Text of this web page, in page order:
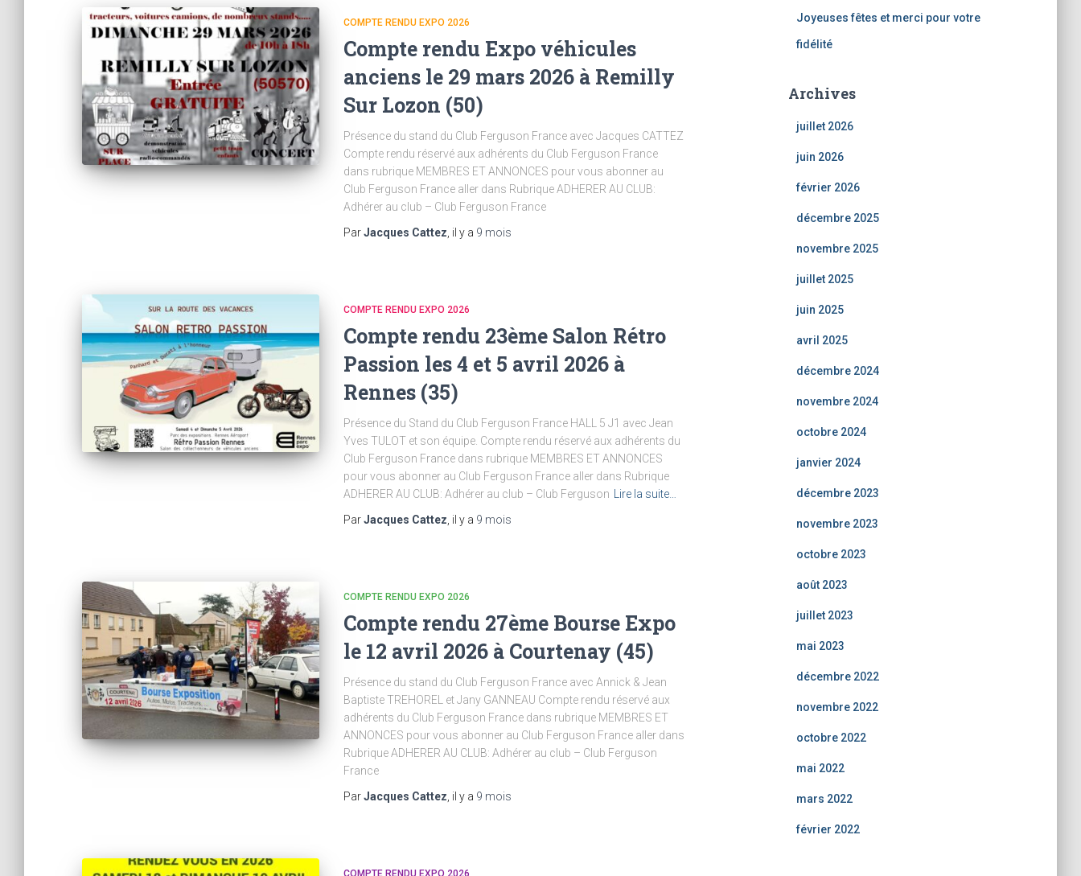
COMPTE RENDU EXPO 2026
Compte rendu Expo véhicules
anciens le 29 mars 2026 à Remilly
Sur Lozon (50)
Présence du stand du Club Ferguson France avec Jacques CATTEZ
Compte rendu réservé aux adhérents du Club Ferguson France
dans rubrique MEMBRES ET ANNONCES pour vous abonner au
Club Ferguson France aller dans Rubrique ADHERER AU CLUB:
Adhérer au club – Club Ferguson France
ParJacques Cattez , il y a 9 mois
COMPTE RENDU EXPO 2026
Compte rendu 23ème Salon Rétro
Passion les 4 et 5 avril 2026 à
Rennes (35)
Présence du Stand du Club Ferguson France HALL 5 J1 avec Jean
Yves TULOT et son équipe. Compte rendu réservé aux adhérents du
Club Ferguson France dans rubrique MEMBRES ET ANNONCES
pour vous abonner au Club Ferguson France aller dans Rubrique
ADHERER AU CLUB: Adhérer au club – Club Ferguson
Lire la suite…
ParJacques Cattez , il y a 9 mois
COMPTE RENDU EXPO 2026
Compte rendu 27ème Bourse Expo
le 12 avril 2026 à Courtenay (45)
Présence du stand du Club Ferguson France avec Annick & Jean
Baptiste TREHOREL et Jany GANNEAU Compte rendu réservé aux
adhérents du Club Ferguson France dans rubrique MEMBRES ET
ANNONCES pour vous abonner au Club Ferguson France aller dans
Rubrique ADHERER AU CLUB: Adhérer au club – Club Ferguson
France
ParJacques Cattez , il y a 9 mois
COMPTE RENDU EXPO 2026
Joyeuses fêtes et merci pour votre
fidélité
Archives
juillet 2026
juin 2026
février 2026
décembre 2025
novembre 2025
juillet 2025
juin 2025
avril 2025
décembre 2024
novembre 2024
octobre 2024
janvier 2024
décembre 2023
novembre 2023
octobre 2023
août 2023
juillet 2023
mai 2023
décembre 2022
novembre 2022
octobre 2022
mai 2022
mars 2022
février 2022